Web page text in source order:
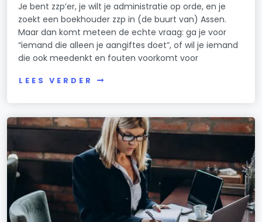
Je bent zzp’er, je wilt je administratie op orde, en je
zoekt een boekhouder zzp in (de buurt van) Assen.
Maar dan komt meteen de echte vraag: ga je voor
“iemand die alleen je aangiftes doet”, of wil je iemand
die ook meedenkt en fouten voorkomt voor
LEES VERDER